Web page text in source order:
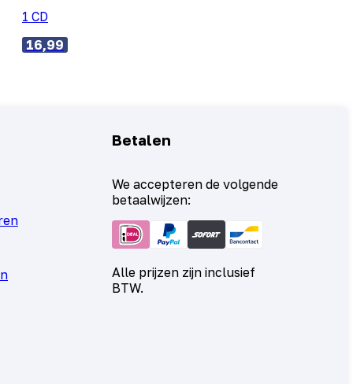
1 CD
16,99
Betalen
We accepteren de volgende
betaalwijzen:
Alle prijzen zijn inclusief
BTW.